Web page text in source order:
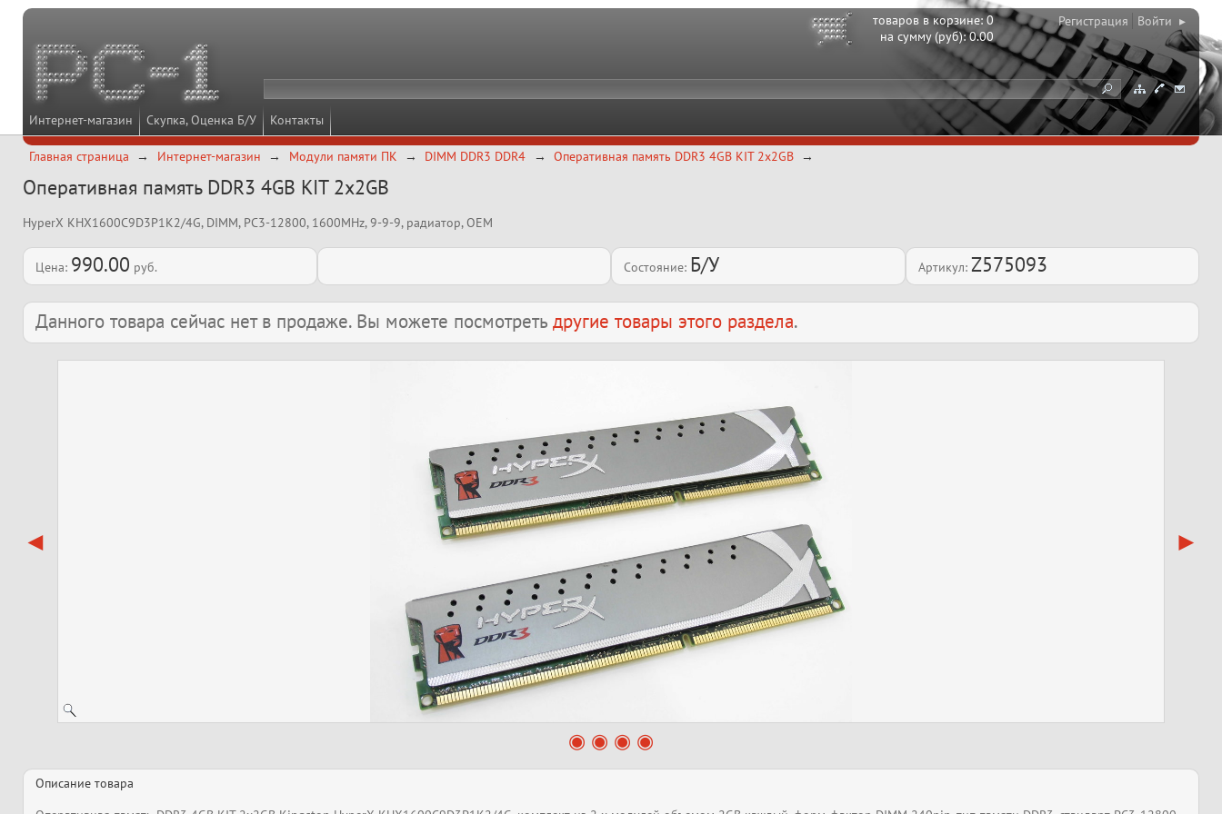
Интернет-магазин Скупка, Оценка Б/У Контакты
товаров в корзине:0
на сумму (руб):0.00
Регистрация Войти ▸
Главная страница Интернет-магазин Модули памяти ПК DIMM DDR3 DDR4 Оперативная память DDR3 4GB KIT 2x2GB
Оперативная память DDR3 4GB KIT 2x2GB
HyperX KHX1600C9D3P1K2/4G, DIMM, PC3-12800, 1600MHz, 9-9-9, радиатор, OEM
Цена: 990.00 руб. Состояние: Б/У Артикул: Z575093
Данного товара сейчас нет в продаже. Вы можете посмотреть другие товары этого раздела.
Описание товара